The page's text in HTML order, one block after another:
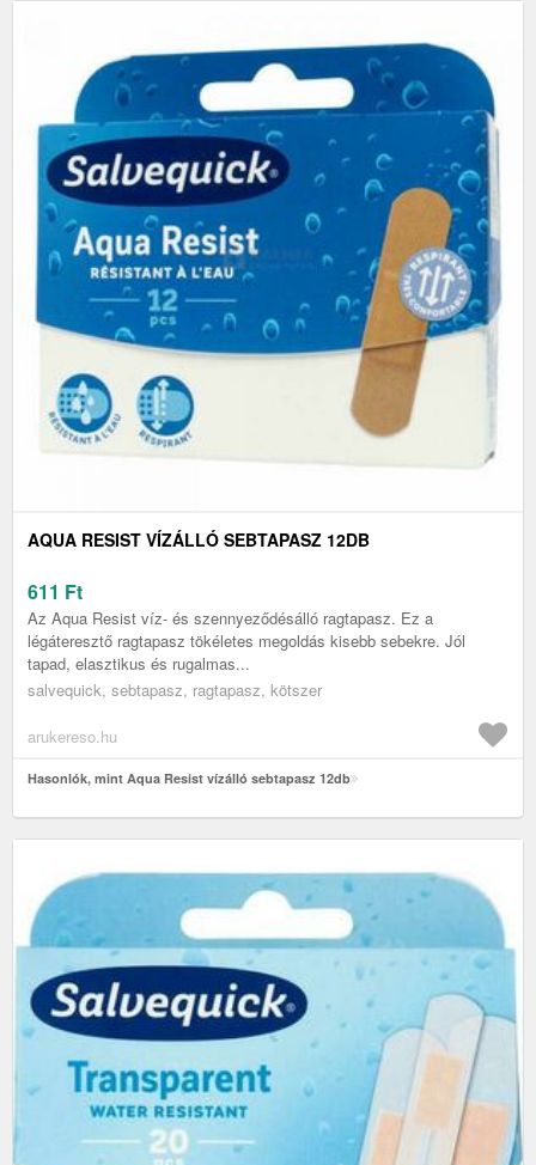
AQUA RESIST VÍZÁLLÓ SEBTAPASZ 12DB
611 Ft
Az Aqua Resist víz- és szennyeződésálló ragtapasz. Ez a
légáteresztő ragtapasz tökéletes megoldás kisebb sebekre. Jól
tapad, elasztikus és rugalmas...
salvequick, sebtapasz, ragtapasz, kötszer
arukereso.hu
Hasonlók, mint Aqua Resist vízálló sebtapasz 12db